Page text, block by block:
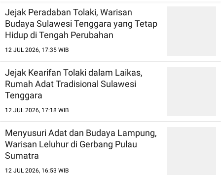
Jejak Peradaban Tolaki, Warisan
Budaya Sulawesi Tenggara yang Tetap
Hidup di Tengah Perubahan
12 JUL 2026, 17:35 WIB
Jejak Kearifan Tolaki dalam Laikas,
Rumah Adat Tradisional Sulawesi
Tenggara
12 JUL 2026, 17:18 WIB
Menyusuri Adat dan Budaya Lampung,
Warisan Leluhur di Gerbang Pulau
Sumatra
12 JUL 2026, 16:53 WIB